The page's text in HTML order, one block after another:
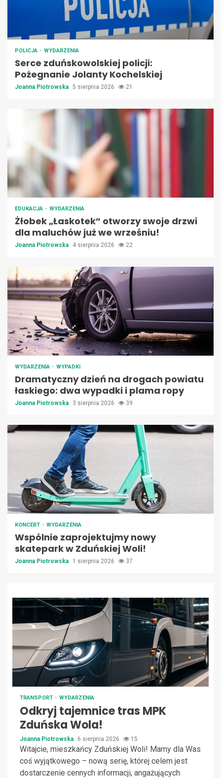
POLICJA WYDARZENIA
Serce zduńskowolskiej policji:
Pożegnanie Jolanty Kochelskiej
Joanna Piotrowska 5 sierpnia 2026 21
EDUKACJA WYDARZENIA
Żłobek „Łaskotek” otworzy swoje drzwi
dla maluchów już we wrześniu!
Joanna Piotrowska 4 sierpnia 2026 22
WYDARZENIA WYPADKI
Dramatyczny dzień na drogach powiatu
łaskiego: dwa wypadki i plama ropy
Joanna Piotrowska 3 sierpnia 2026 39
KONCERT WYDARZENIA
Wspólnie zaprojektujmy nowy
skatepark w Zduńskiej Woli!
Joanna Piotrowska 1 sierpnia 2026 37
TRANSPORT WYDARZENIA
Odkryj tajemnice tras MPK
Zduńska Wola!
Joanna Piotrowska 6 sierpnia 2026 15
Witajcie, mieszkańcy Zduńskiej Woli! Mamy dla Was
coś wyjątkowego – nową serię, której celem jest
dostarczenie cennych informacji, angażujących